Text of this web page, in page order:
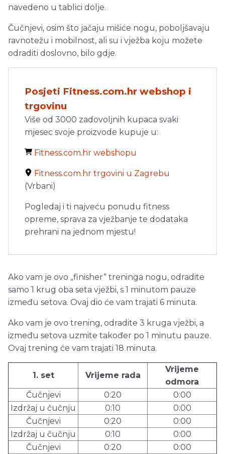
navedeno u tablici dolje.
Čučnjevi, osim što jačaju mišiće nogu, poboljšavaju
ravnotežu i mobilnost, ali su i vježba koju možete
odraditi doslovno, bilo gdje.
Posjeti Fitness.com.hr webshop i
trgovinu
Više od 3000 zadovoljnih kupaca svaki
mjesec svoje proizvode kupuje u:
Fitness.com.hr webshopu
Fitness.com.hr trgovini u Zagrebu
(Vrbani)
Pogledaj i ti najveću ponudu fitness
opreme, sprava za vježbanje te dodataka
prehrani na jednom mjestu!
Ako vam je ovo „finisher“ treninga nogu, odradite
samo 1 krug oba seta vježbi, s 1 minutom pauze
između setova. Ovaj dio će vam trajati 6 minuta.
Ako vam je ovo trening, odradite 3 kruga vježbi, a
između setova uzmite također po 1 minutu pauze.
Ovaj trening će vam trajati 18 minuta.
1. set Vrijeme rada
Vrijeme
odmora
Čučnjevi
0:20
0:00
Izdržaj u čučnju
0:10
0:00
Čučnjevi
0:20
0:00
Izdržaj u čučnju
0:10
0:00
Čučnjevi
0:20 0:00